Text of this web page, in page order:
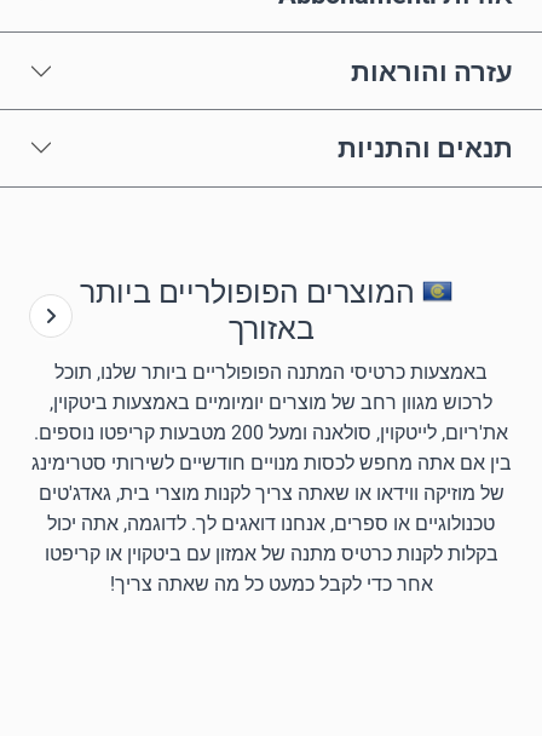
עזרה והוראות
תנאים והתניות
המוצרים הפופולריים ביותר
באזורך
באמצעות כרטיסי המתנה הפופולריים ביותר שלנו, תוכל
לרכוש מגוון רחב של מוצרים יומיומיים באמצעות ביטקוין,
את'ריום, לייטקוין, סולאנה ומעל 200 מטבעות קריפטו נוספים.
בין אם אתה מחפש לכסות מנויים חודשיים לשירותי סטרימינג
של מוזיקה ווידאו או שאתה צריך לקנות מוצרי בית, גאדג'טים
טכנולוגיים או ספרים, אנחנו דואגים לך. לדוגמה, אתה יכול
בקלות לקנות כרטיס מתנה של אמזון עם ביטקוין או קריפטו
אחר כדי לקבל כמעט כל מה שאתה צריך!